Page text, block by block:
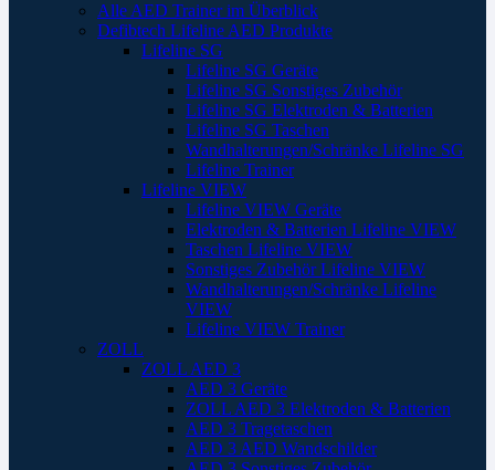
Alle AED Trainer im Überblick
Defibtech Lifeline AED Produkte
Lifeline SG
Lifeline SG Geräte
Lifeline SG Sonstiges Zubehör
Lifeline SG Elektroden & Batterien
Lifeline SG Taschen
Wandhalterungen/Schränke Lifeline SG
Lifeline Trainer
Lifeline VIEW
Lifeline VIEW Geräte
Elektroden & Batterien Lifeline VIEW
Taschen Lifeline VIEW
Sonstiges Zubehör Lifeline VIEW
Wandhalterungen/Schränke Lifeline
VIEW
Lifeline VIEW Trainer
ZOLL
ZOLL AED 3
AED 3 Geräte
ZOLL AED 3 Elektroden & Batterien
AED 3 Tragetaschen
AED 3 AED Wandschilder